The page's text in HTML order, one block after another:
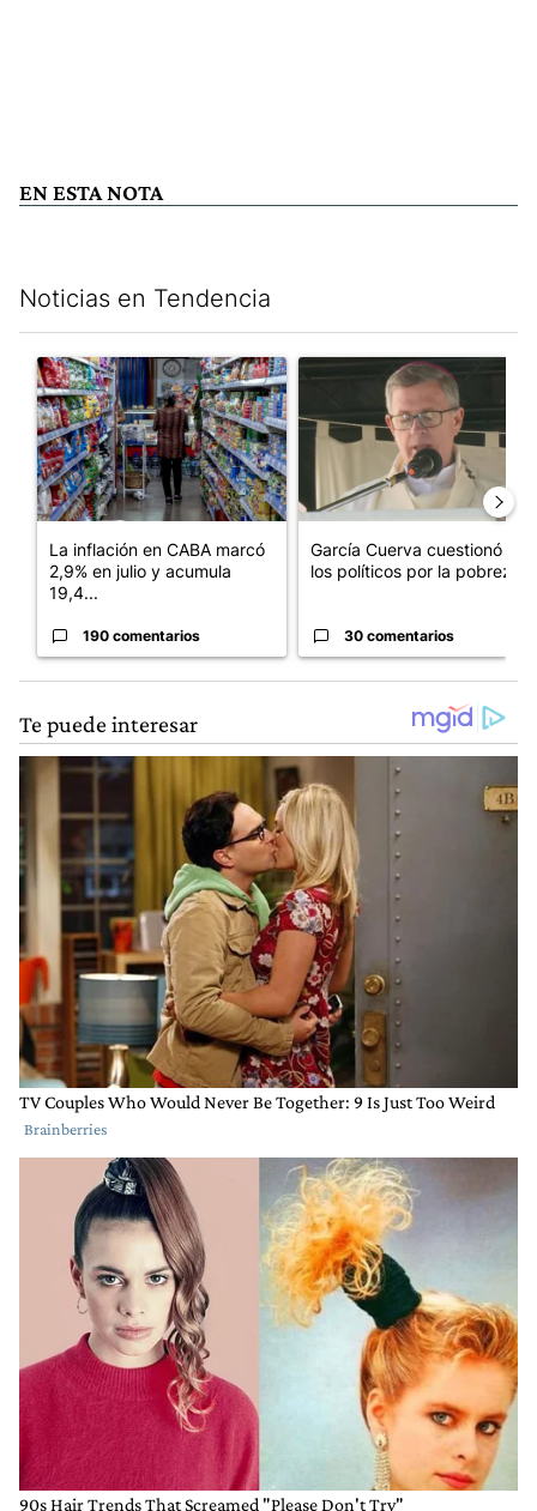
EN ESTA NOTA
Noticias en Tendencia
Un artículo de tendencia con el título "La inflación en CABA
La inflación en CABA marcó
2,9% en julio y acumula
19,4...
190 comentarios
Un artículo de tendencia con
García Cuerva cuestionó a
los políticos por la pobreza
30 comentarios